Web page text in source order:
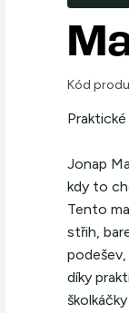
Kód
Jonap
kdy to
Tento
střih,
díky